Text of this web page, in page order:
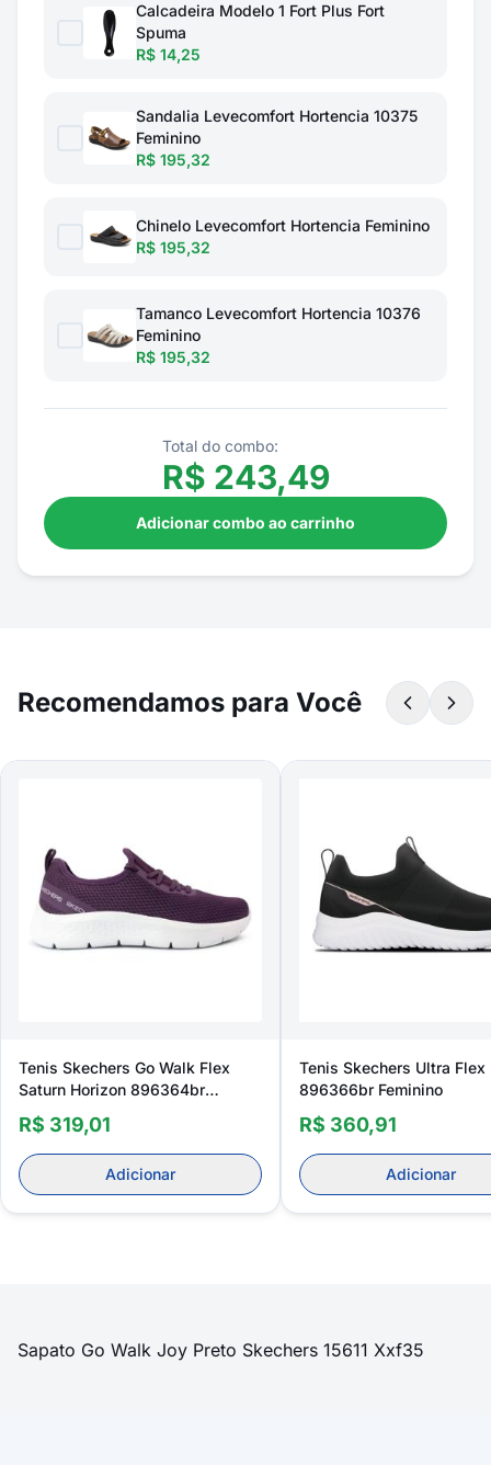
Calcadeira Modelo 1 Fort Plus Fort
Spuma
R$ 14,25
Sandalia Levecomfort Hortencia 10375
Feminino
R$ 195,32
Chinelo Levecomfort Hortencia Feminino
R$ 195,32
Tamanco Levecomfort Hortencia 10376
Feminino
R$ 195,32
Total do combo:
R$ 243,49
Adicionar combo ao carrinho
Recomendamos para Você
Tenis Skechers Go Walk Flex
Saturn Horizon 896364br
Feminino
R$ 319,01
Adicionar
Tenis Skechers Ultra Flex
896366br Feminino
R$ 360,91
Adicionar
Sapato Go Walk Joy Preto Skechers 15611 Xxf35